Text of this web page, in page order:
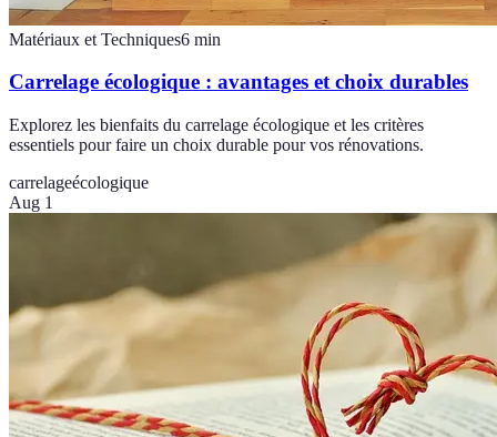
Matériaux et Techniques6 min
Carrelage écologique : avantages et choix durables
Explorez les bienfaits du carrelage écologique et les critères
essentiels pour faire un choix durable pour vos rénovations.
carrelageécologique
Aug 1